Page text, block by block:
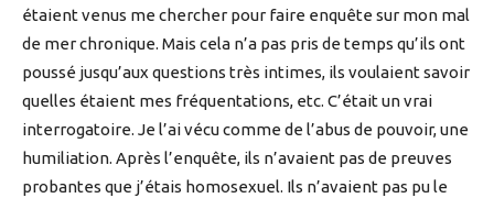
étaient venus me chercher pour faire enquête sur mon mal
de mer chronique. Mais cela n’a pas pris de temps qu’ils ont
poussé jusqu’aux questions très intimes, ils voulaient savoir
quelles étaient mes fréquentations, etc. C’était un vrai
interrogatoire. Je l’ai vécu comme de l’abus de pouvoir, une
humiliation. Après l’enquête, ils n’avaient pas de preuves
probantes que j’étais homosexuel. Ils n’avaient pas pu le